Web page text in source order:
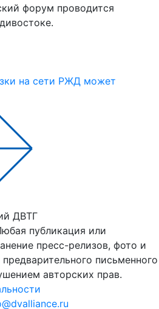
форум проводится
на сети РЖД может
ДВТГ
публикация или
пресс-релизов, фото и
письменного
авторских прав.